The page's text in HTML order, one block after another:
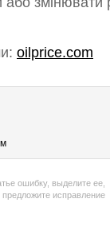
oilprice.com
ошибку, выделите ее,
исправление